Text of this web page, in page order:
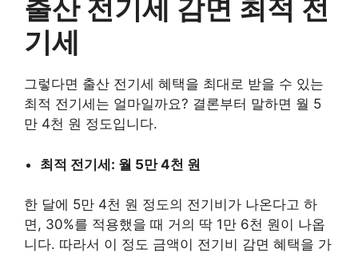
출산 전기세 감면 최적 전
기세
그렇다면 출산 전기세 혜택을 최대로 받을 수 있는
최적 전기세는 얼마일까요? 결론부터 말하면 월 5
만 4천 원 정도입니다.
최적 전기세: 월 5만 4천 원
한 달에 5만 4천 원 정도의 전기비가 나온다고 하
면, 30%를 적용했을 때 거의 딱 1만 6천 원이 나옵
니다. 따라서 이 정도 금액이 전기비 감면 혜택을 가